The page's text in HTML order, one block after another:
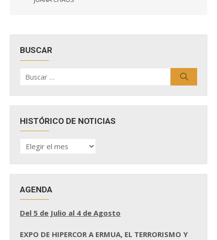
BUSCAR
por:
HISTÓRICO DE NOTICIAS
HISTÓRICO
DE
AGENDA
Del 5 de Julio al 4 de Agosto
EXPO DE HIPERCOR A ERMUA, EL TERRORISMO Y